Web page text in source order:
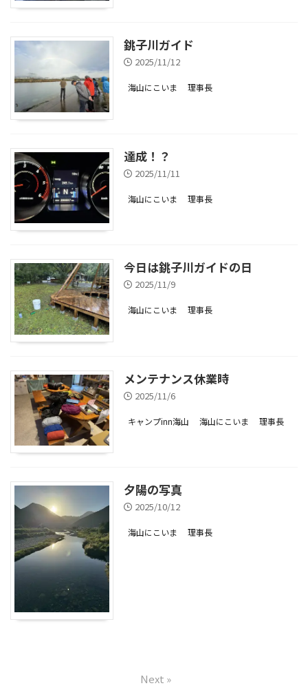
銚子川ガイド
2025/11/12
海山にこいま 理事長
達成！？
2025/11/11
海山にこいま 理事長
今日は銚子川ガイドの日
2025/11/9
海山にこいま 理事長
メンテナンス休業時
2025/11/6
キャンプinn海山 海山にこいま 理事長
夕陽の写真
2025/10/12
海山にこいま 理事長
Next »